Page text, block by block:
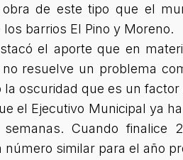
de este tipo que el
barrios El Pino y Moreno.
el aporte que en
resuelve un problema
oscuridad que es un
el Ejecutivo Municipal ya
Cuando finalice
similar para el año